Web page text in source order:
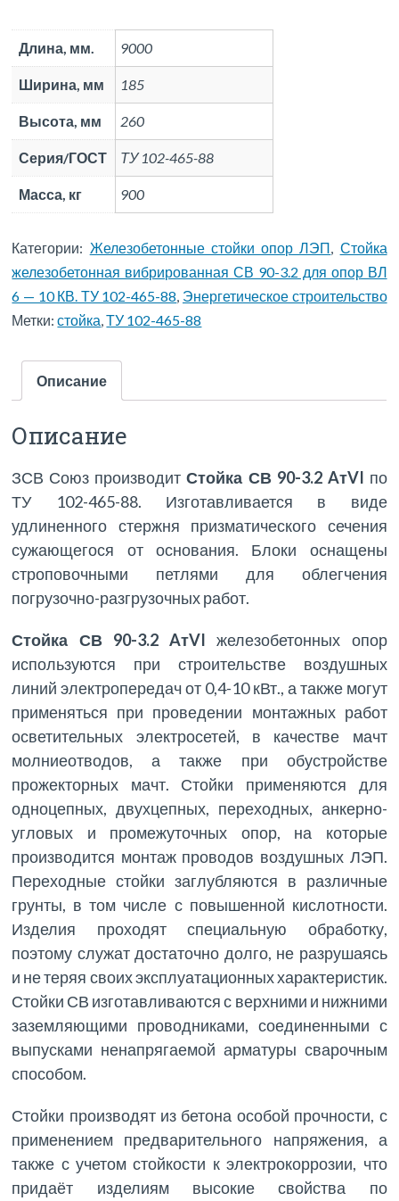
Длина, мм. 9000
Ширина, мм 185
Высота, мм 260
Серия/ГОСТ ТУ 102-465-88
Масса, кг 900
Категории: Железобетонные стойки опор ЛЭП, Стойка
железобетонная вибрированная СВ 90-3.2 для опор ВЛ
6 — 10 КВ. ТУ 102-465-88, Энергетическое строительство
Метки:стойка,ТУ 102-465-88
Описание
Описание
ЗСВ Союз производитСтойка СВ 90-3.2 AтVI по
ТУ 102-465-88. Изготавливается в виде
удлиненного стержня призматического сечения
сужающегося от основания. Блоки оснащены
строповочными петлями для облегчения
погрузочно-разгрузочных работ.
Стойка СВ 90-3.2 AтVIжелезобетонных опор
используются при строительстве воздушных
линий электропередач от 0,4-10 кВт., а также могут
применяться при проведении монтажных работ
осветительных электросетей, в качестве мачт
молниеотводов, а также при обустройстве
прожекторных мачт. Стойки применяются для
одноцепных, двухцепных, переходных, анкерно-
угловых и промежуточных опор, на которые
производится монтаж проводов воздушных ЛЭП.
Переходные стойки заглубляются в различные
грунты, в том числе с повышенной кислотности.
Изделия проходят специальную обработку,
поэтому служат достаточно долго, не разрушаясь
и не теряя своих эксплуатационных характеристик.
Стойки СВ изготавливаются с верхними и нижними
заземляющими проводниками, соединенными с
выпусками ненапрягаемой арматуры сварочным
способом.
Стойки производят из бетона особой прочности, с
применением предварительного напряжения, а
также с учетом стойкости к электрокоррозии, что
придаёт изделиям высокие свойства по